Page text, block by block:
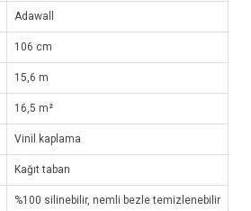
Adawall
106 cm
15,6 m
16,5 m²
Vinil kaplama
Kağıt taban
%100 silinebilir, nemli bezle temizlenebilir